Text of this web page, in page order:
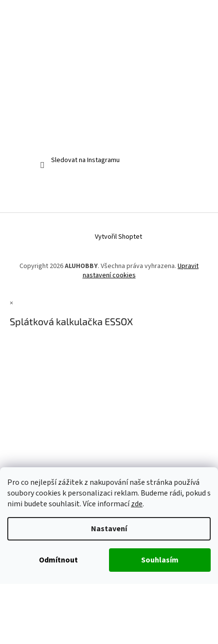
Pro co nejlepší zážitek z nakupování naše stránka používá
soubory cookies k personalizaci reklam. Budeme rádi, pokud s
nimi budete souhlasit. Více informacízde.
Nastavení
Odmítnout Souhlasím
Sledovat na Instagramu
Vytvořil Shoptet
Copyright 2026ALUHOBBY. Všechna práva vyhrazena. Upravit
nastavení cookies
×
Splátková kalkulačka ESSOX